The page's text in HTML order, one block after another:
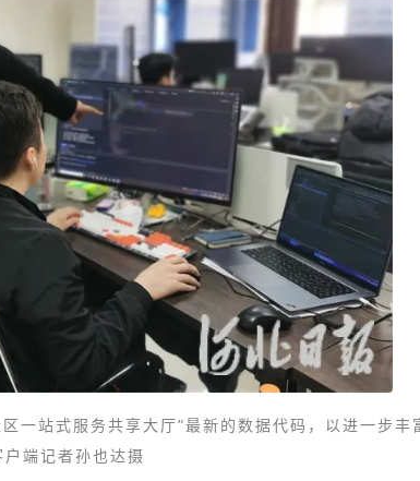
服务共享大厅”最新的数据代码，以进一步丰
户端记者孙也达摄